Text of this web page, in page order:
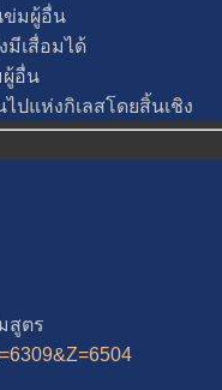
ข่มผู้อื่น
สื่อมได้
ผู้อื่น
ปแห่งกิเลสโดยสิ้นเชิง
ตร